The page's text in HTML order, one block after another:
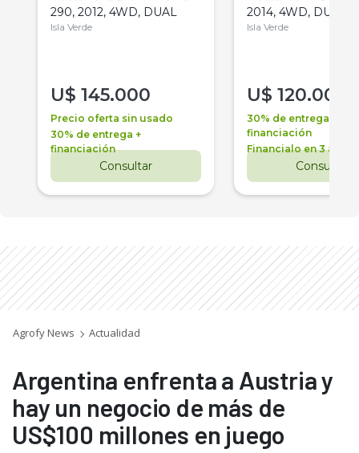
290, 2012, 4WD, DUAL
Isla Verde
U$ 145.000
Precio oferta sin usado
30% de entrega +
financiación
Consultar
2014, 4WD, DUAL
Isla Verde
U$ 120.000
30% de entrega +
financiación
Financialo en 3 años
Consultar
Agrofy News Actualidad
Argentina enfrenta a Austria y
hay un negocio de más de
US$100 millones en juego